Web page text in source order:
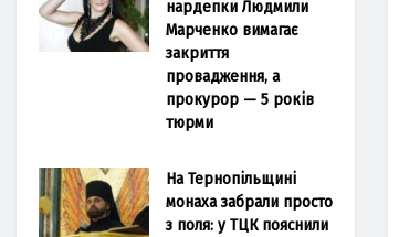
нардепки Людмили
Марченко вимагає
закриття
провадження, а
прокурор — 5 років
тюрми
На Тернопільщині
монаха забрали просто
з поля: у ТЦК пояснили